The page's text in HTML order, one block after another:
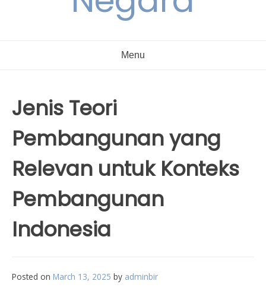
Menu
Jenis Teori
Pembangunan yang
Relevan untuk Konteks
Pembangunan
Indonesia
Posted on March 13, 2025 by adminbir